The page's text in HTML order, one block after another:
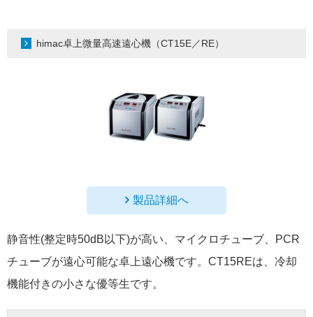
himac卓上微量高速遠心機（CT15E／RE）
製品詳細へ
静音性(整定時50dB以下)が高い、マイクロチューブ、PCR
チューブが遠心可能な卓上遠心機です。CT15REは、冷却
機能付きの小さな優等生です。